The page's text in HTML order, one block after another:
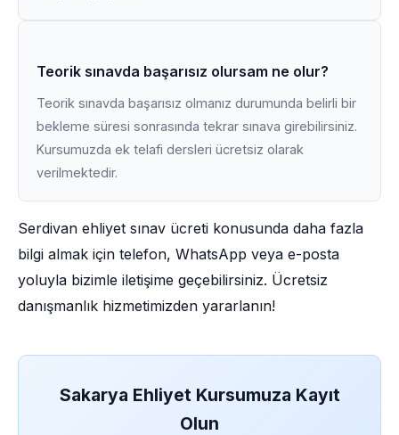
Teorik sınavda başarısız olursam ne olur?
Teorik sınavda başarısız olmanız durumunda belirli bir
bekleme süresi sonrasında tekrar sınava girebilirsiniz.
Kursumuzda ek telafi dersleri ücretsiz olarak
verilmektedir.
Serdivan ehliyet sınav ücreti konusunda daha fazla
bilgi almak için telefon, WhatsApp veya e-posta
yoluyla bizimle iletişime geçebilirsiniz. Ücretsiz
danışmanlık hizmetimizden yararlanın!
Sakarya Ehliyet Kursumuza Kayıt
Olun